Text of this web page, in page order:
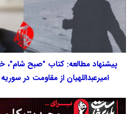
پیشنهاد مطالعه: کتاب "صبح شام"،
امیرعبداللهیان از مقاومت در